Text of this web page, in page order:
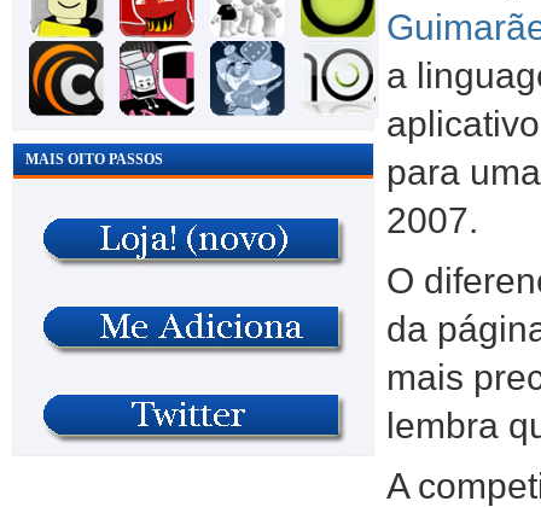
MAIS OITO PASSOS
a
para
2007.
O
da
mais
lembra
A